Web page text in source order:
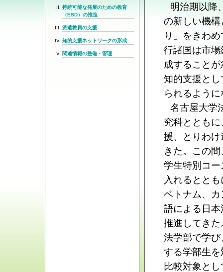
持続可能な発展のための教育
（ESD）の推進
派遣教員の支援
知的支援ネットワークの形成
関連情報の整備・管理
明治期以降
の新しい機
り」をきわ
行諸国は市
成すること
知的支援と
られるよう
名古屋大学
究科ととも
援、とりわ
きた。この
学生特別コ
入れるとと
ベトナム、
語による日
推進してき
法学部で学
する学部生
比較対象と